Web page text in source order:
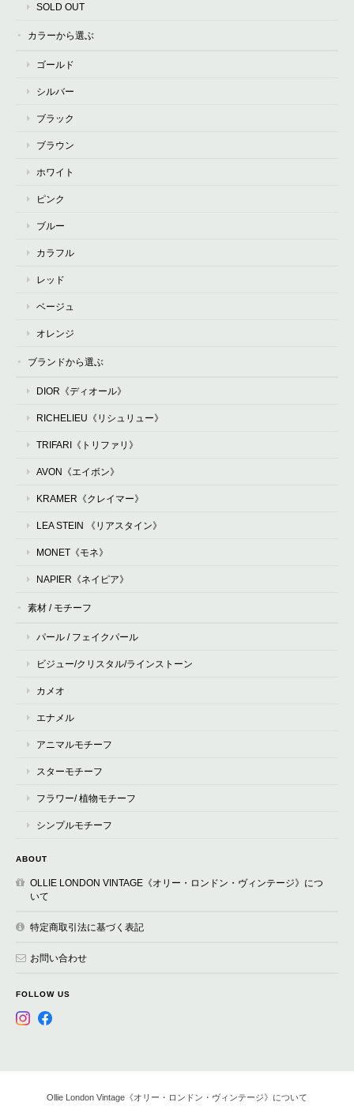
SOLD OUT
カラーから選ぶ
ゴールド
シルバー
ブラック
ブラウン
ホワイト
ピンク
ブルー
カラフル
レッド
ベージュ
オレンジ
ブランドから選ぶ
DIOR《ディオール》
RICHELIEU《リシュリュー》
TRIFARI《トリファリ》
AVON《エイボン》
KRAMER《クレイマー》
LEA STEIN 《リアスタイン》
MONET《モネ》
NAPIER《ネイピア》
素材 / モチーフ
パール / フェイクパール
ビジュー/クリスタル/ラインストーン
カメオ
エナメル
アニマルモチーフ
スターモチーフ
フラワー/ 植物モチーフ
シンプルモチーフ
ABOUT
OLLIE LONDON VINTAGE《オリー・ロンドン・ヴィンテージ》につ
いて
特定商取引法に基づく表記
お問い合わせ
FOLLOW US
Ollie London Vintage《オリー・ロンドン・ヴィンテージ》について